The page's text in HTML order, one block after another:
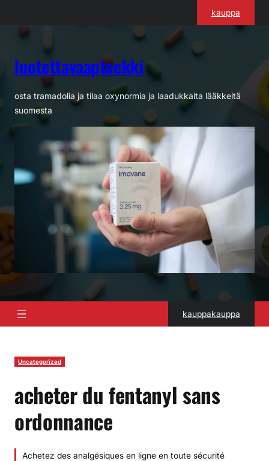
kauppa
luotettavaapteekki
osta tramadolia ja tilaa oxynormia ja laadukkaita lääkkeitä
suomesta
kauppakauppa
Uncategorized
acheter du fentanyl sans
ordonnance
Achetez des analgésiques en ligne en toute sécurité